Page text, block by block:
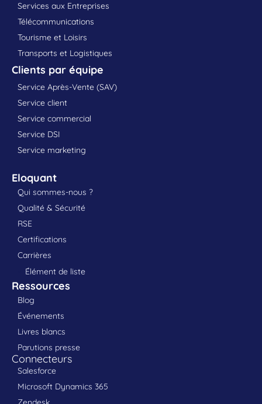
Services aux Entreprises
Télécommunications
Tourisme et Loisirs
Transports et Logistiques
Clients par équipe
Service Après-Vente (SAV)
Service client
Service commercial
Service DSI
Service marketing
Eloquant
Qui sommes-nous ?
Qualité & Sécurité
RSE
Certifications
Carrières
Élément de liste
Ressources
Blog
Événements
Livres blancs
Parutions presse
Connecteurs
Salesforce
Microsoft Dynamics 365